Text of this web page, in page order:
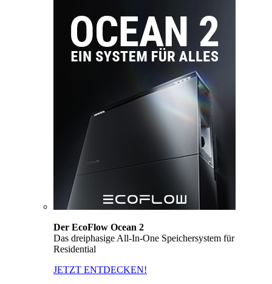
Der EcoFlow Ocean 2
Das dreiphasige All-In-One Speichersystem für
Residential
JETZT ENTDECKEN!